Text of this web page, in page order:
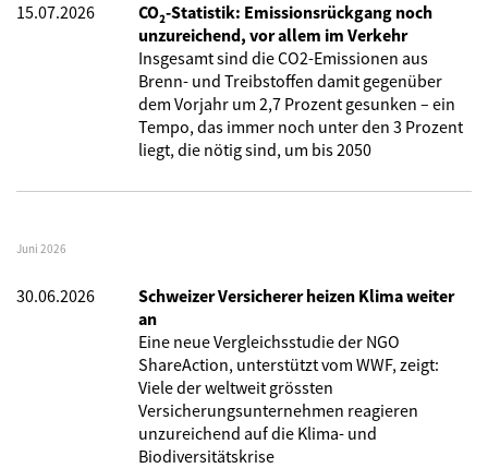
15.07.2026
CO₂-Statistik: Emissionsrückgang noch
unzureichend, vor allem im Verkehr
Insgesamt sind die CO2-Emissionen aus
Brenn- und Treibstoffen damit gegenüber
dem Vorjahr um 2,7 Prozent gesunken – ein
Tempo, das immer noch unter den 3 Prozent
liegt, die nötig sind, um bis 2050
Juni 2026
30.06.2026
Schweizer Versicherer heizen Klima weiter
an
Eine neue Vergleichsstudie der NGO
ShareAction, unterstützt vom WWF, zeigt:
Viele der weltweit grössten
Versicherungsunternehmen reagieren
unzureichend auf die Klima- und
Biodiversitätskrise